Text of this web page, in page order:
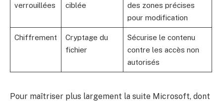
verrouillées
ciblée
des zones précises
pour modification
Chiffrement
Cryptage du
fichier
Sécurise le contenu
contre les accès non
autorisés
Pour maîtriser plus largement la suite Microsoft, dont